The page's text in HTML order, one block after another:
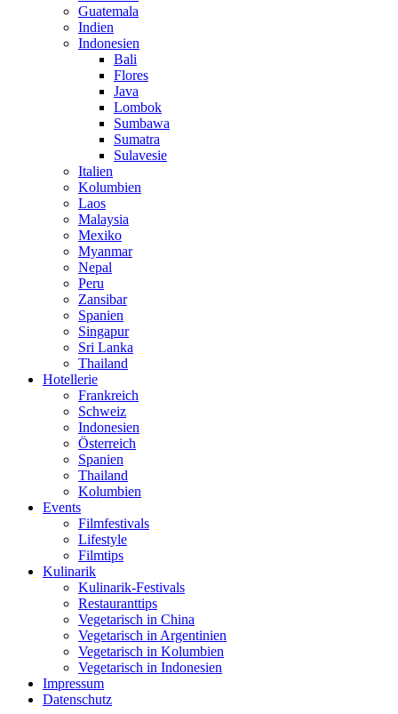
Guatemala
Indien
Indonesien
Bali
Flores
Java
Lombok
Sumbawa
Sumatra
Sulavesie
Italien
Kolumbien
Laos
Malaysia
Mexiko
Myanmar
Nepal
Peru
Zansibar
Spanien
Singapur
Sri Lanka
Thailand
Hotellerie
Frankreich
Schweiz
Indonesien
Österreich
Spanien
Thailand
Kolumbien
Events
Filmfestivals
Lifestyle
Filmtips
Kulinarik
Kulinarik-Festivals
Restauranttips
Vegetarisch in China
Vegetarisch in Argentinien
Vegetarisch in Kolumbien
Vegetarisch in Indonesien
Impressum
Datenschutz